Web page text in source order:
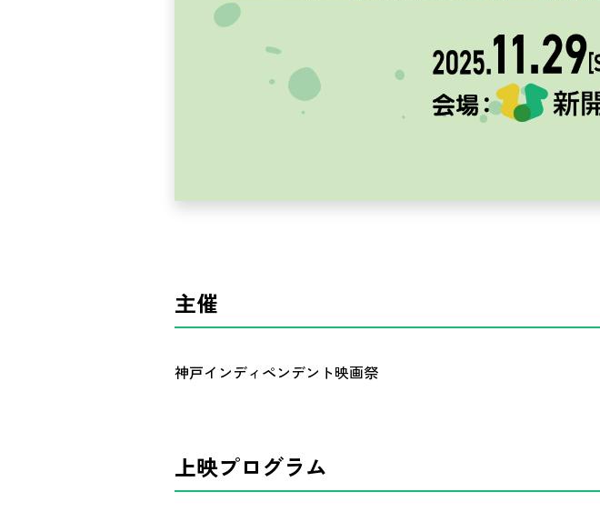
主催
神戸インディペンデント映画祭
上映プログラム